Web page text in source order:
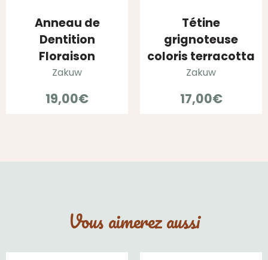
Anneau de
Dentition
Floraison
Zakuw
19,00€
Tétine
grignoteuse
coloris terracotta
Zakuw
17,00€
Vous aimerez aussi